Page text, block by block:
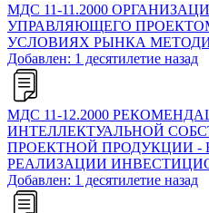
МДС 11-11.2000
УПРАВЛЯЮЩЕГО ПРОЕКТОМ
УСЛОВИЯХ РЫНКА
Добавлен: 1 десятилетие назад
МДС 11-12.2000
ИНТЕЛЛЕКТУАЛЬНОЙ
ПРОЕКТНОЙ ПРОДУКЦИИ -
РЕАЛИЗАЦИИ
Добавлен: 1 десятилетие назад